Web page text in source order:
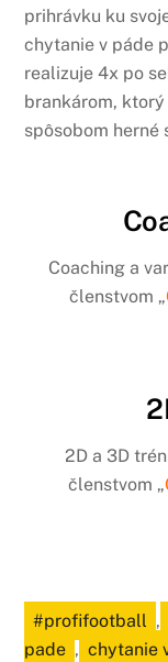
prihrávku ku
chytanie v páde
realizuje 4x po
brankárom,
spôsobom herné
Coaching a
členstvom „
2D a 3D
členstvom „
#profifootball ,
pade , chytanie